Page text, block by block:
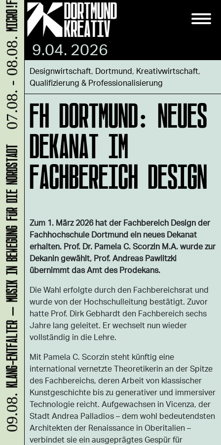
9.04. 2026
Designwirtschaft, Dortmund, Kreativwirtschaft,
Qualifizierung & Professionalisierung
FH DORTMUND: NEUES
DEKANAT IM
FACHBEREICH DESIGN
Zum 1. März 2026 hat der Fachbereich Design der
Fachhochschule Dortmund ein neues Dekanat
erhalten. Prof. Dr. Pamela C. Scorzin M.A. wurde zur
Dekanin gewählt, Prof. Andreas Pawlitzki
übernimmt das Amt des Prodekans.
Die Wahl erfolgte durch den Fachbereichsrat und
wurde von der Hochschulleitung bestätigt. Zuvor
hatte Prof. Dirk Gebhardt den Fachbereich sechs
Jahre lang geleitet. Er wechselt nun wieder
vollständig in die Lehre.
Mit Pamela C. Scorzin steht künftig eine
international vernetzte Theoretikerin an der Spitze
des Fachbereichs, deren Arbeit von klassischer
Kunstgeschichte bis zu generativer und immersiver
Technologie reicht. Aufgewachsen in Vicenza, der
Stadt Andrea Palladios – dem wohl bedeutendsten
Architekten der Renaissance in Oberitalien –
verbindet sie ein ausgeprägtes Gespür für
09.08.
KLANG-ENTFALTER – MUSIK IN BEWEGUNG FÜR DIE NORDSTADT
07.08. - 08.08.